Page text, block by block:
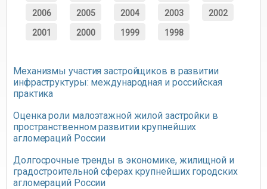
2006 2005 2004 2003 2002
2001 2000 1999 1998
Механизмы участия застройщиков в развитии
инфраструктуры: международная и российская
практика
Оценка роли малоэтажной жилой застройки в
пространственном развитии крупнейших
агломераций России
Долгосрочные тренды в экономике, жилищной и
градостроительной сферах крупнейших городских
агломераций России